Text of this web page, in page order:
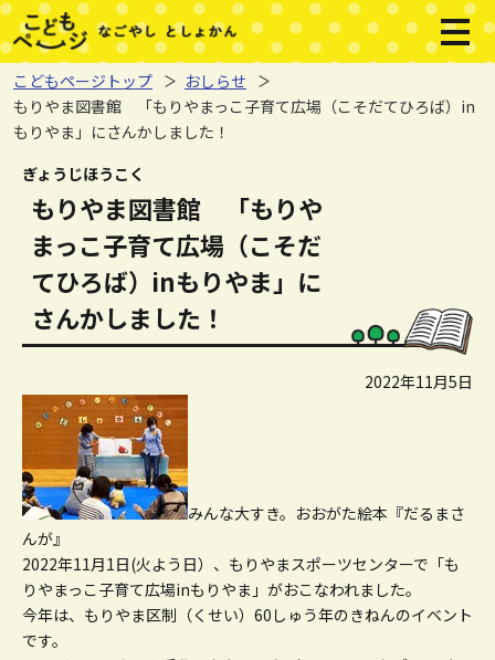
ページの先頭です。
本文へジャンプする。
メニ
こどもページトップ
おしらせ
もりやま図書館 「もりやまっこ子育て広場（こそだてひろば）in
もりやま」にさんかしました！
ここから本文です。
ぎょうじほうこく
もりやま図書館 「もりや
まっこ子育て広場（こそだ
てひろば）inもりやま」に
さんかしました！
2022年11月5日
みんな大すき。おおがた絵本『だるまさ
んが』
2022年11月1日(火よう日）、もりやまスポーツセンターで「も
りやまっこ子育て広場inもりやま」がおこなわれました。
今年は、もりやま区制（くせい）60しゅう年のきねんのイベント
です。